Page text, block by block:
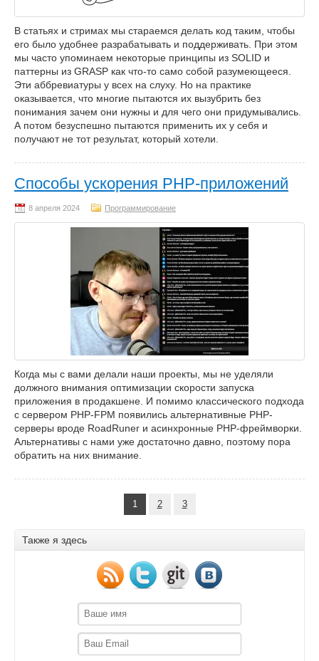
В статьях и стримах мы стараемся делать код таким, чтобы
его было удобнее разрабатывать и поддерживать. При этом
мы часто упоминаем некоторые принципы из SOLID и
паттерны из GRASP как что-то само собой разумеющееся.
Эти аббревиатуры у всех на слуху. Но на практике
оказывается, что многие пытаются их вызубрить без
понимания зачем они нужны и для чего они придумывались.
А потом безуспешно пытаются применить их у себя и
получают не тот результат, который хотели.
Способы ускорения PHP-приложений
Программирование
Когда мы с вами делали наши проекты, мы не уделяли
должного внимания оптимизации скорости запуска
приложения в продакшене. И помимо классического подхода
с сервером PHP-FPM появились альтернативные PHP-
серверы вроде RoadRuner и асинхронные PHP-фреймворки.
Альтернативы с нами уже достаточно давно, поэтому пора
обратить на них внимание.
1 2 3
Также я здесь